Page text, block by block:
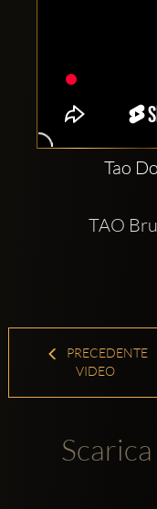
Tao
TAO
PRECEDENTE
VIDEO